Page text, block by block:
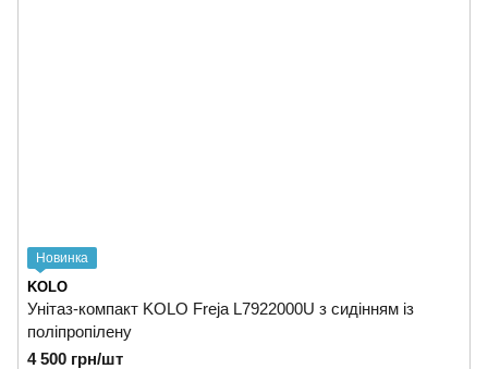
Новинка
KOLO
Унітаз-компакт KOLO Freja L7922000U з сидінням із
поліпропілену
4 500 грн/шт